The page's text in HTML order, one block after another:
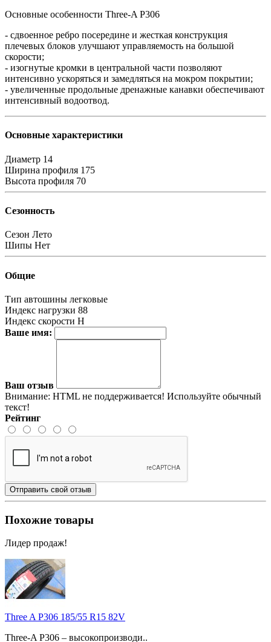
Основные особенности Three-A P306
- сдвоенное ребро посередине и жесткая конструкция
плечевых блоков улучшают управляемость на большой
скорости;
- изогнутые кромки в центральной части позволяют
интенсивно ускоряться и замедляться на мокром покрытии;
- увеличенные продольные дренажные канавки обеспечивают
интенсивный водоотвод.
Основные характеристики
Диаметр 14
Ширина профиля 175
Высота профиля 70
Сезонность
Сезон Лето
Шипы Нет
Общие
Тип автошины легковые
Индекс нагрузки 88
Индекс скорости H
Ваше имя:
Ваш отзыв
Внимание: HTML не поддерживается! Используйте обычный
текст!
Рейтинг
Отправить свой отзыв
Похожие товары
Лидер продаж!
Three A P306 185/55 R15 82V
Three-A P306 – высокопроизводи..